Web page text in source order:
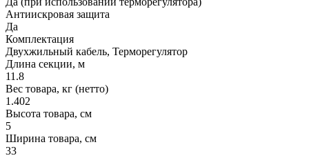
Антиискровая защита
Да
Комплектация
Двухжильный кабель, Терморегулятор
Длина секции, м
11.8
Вес товара, кг (нетто)
1.402
Высота товара, см
5
Ширина товара, см
33